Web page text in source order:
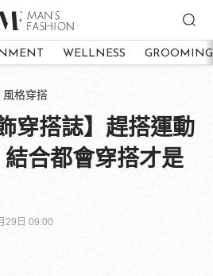
WELLNESS GROOMING
風格穿搭
穿搭誌】趕搭運動
合都會穿搭才是
29日 09:00